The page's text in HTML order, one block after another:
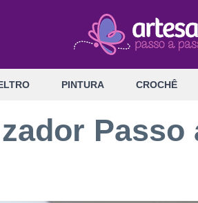
PINTURA CROCHÊ
Passo